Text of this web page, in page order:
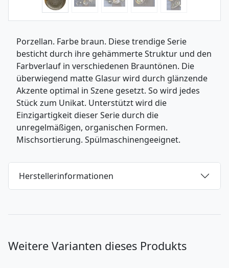
Porzellan. Farbe braun. Diese trendige Serie
besticht durch ihre gehämmerte Struktur und den
Farb­verlauf in verschiedenen Brauntönen. Die
überwiegend matte Glasur wird durch glänzende
Akzente optimal in Szene gesetzt. So wird jedes
Stück zum Unikat. Unterstützt wird die
Einzigartigkeit dieser Serie durch die
unregelmäßigen, organischen Formen.
Mischsortierung. Spülmaschinengeeignet.
Herstellerinformationen
Weitere Varianten dieses Produkts